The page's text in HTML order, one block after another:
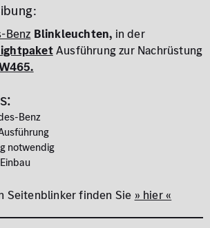
Benz Blinkleuchten, in der
Ausführung zur Nachrüstung
Benz
notwendig
Seitenblinker finden Sie » hier «